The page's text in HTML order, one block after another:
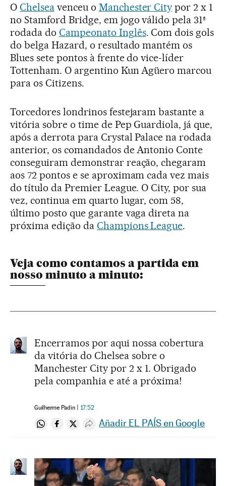
O Chelseavenceu o Manchester City por 2 x 1
no Stamford Bridge, em jogo válido pela 31ª
rodada do Campeonato Inglês. Com dois gols
do belga Hazard, o resultado mantém os
Blues sete pontos à frente do vice-líder
Tottenham. O argentino Kun Agüero marcou
para os Citizens.
Torcedores londrinos festejaram bastante a
vitória sobre o time de Pep Guardiola, já que,
após a derrota para Crystal Palace na rodada
anterior, os comandados de Antonio Conte
conseguiram demonstrar reação, chegaram
aos 72 pontos e se aproximam cada vez mais
do título da Premier League. O City, por sua
vez, continua em quarto lugar, com 58,
último posto que garante vaga direta na
próxima edição da Champions League.
Veja como contamos a partida em
nosso minuto a minuto:
Encerramos por aqui nossa cobertura
da vitória do Chelsea sobre o
Manchester City por 2 x 1. Obrigado
pela companhia e até a próxima!
Guilherme Padin 17:52
Compartir en Whatsapp
Compartir en Facebook
Compartir en Twitter
Desplegar Redes Sociales
Añadir EL PAÍS en Google